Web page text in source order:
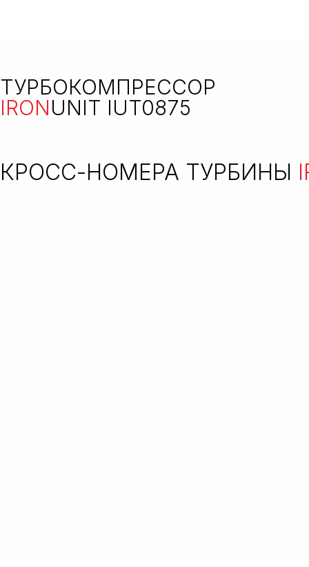
ТУРБОКОМПРЕССОР
IRONUNIT IUT0875
КРОСС-НОМЕРА ТУРБИНЫ